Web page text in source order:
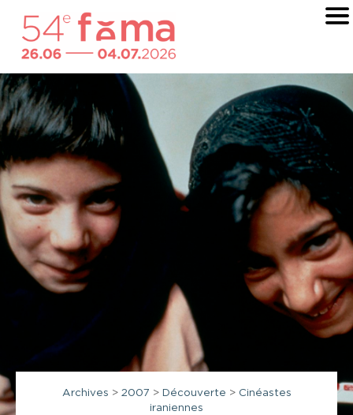
Archives > 2007 > Découverte > Cinéastes
iraniennes